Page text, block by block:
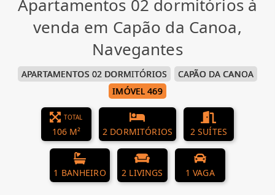
Apartamentos 02 dormitórios à
venda em Capão da Canoa,
Navegantes
APARTAMENTOS 02 DORMITÓRIOS
CAPÃO DA CANOA
IMÓVEL 469
TOTAL
106 M² 2 DORMITÓRIOS 2 SUÍTES
1 BANHEIRO 2 LIVINGS 1 VAGA